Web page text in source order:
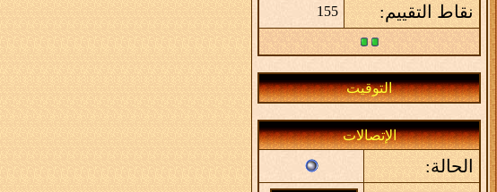
نقاط التقييم: 155
التوقيت
الإتصالات
الحالة: